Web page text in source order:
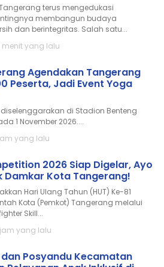
terus mengedukasi
membangun budaya
dan berintegritas. Salah satu...
menit yang lalu
Agendakan Tangerang
Peserta, Jadi Event Yoga
di Stadion Benteng
1 November 2026....
yang lalu
2026 Siap Digelar, Ayo
Damkar Kota Tangerang!
Hari Ulang Tahun (HUT) Ke-81
Kota (Pemkot) Tangerang melalui
Skill...
yang lalu
dan Posyandu Kecamatan